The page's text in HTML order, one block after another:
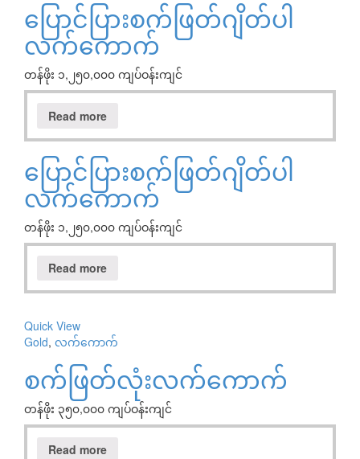
ပြောင်ပြားစက်ဖြတ်ဂျိတ်ပါ
လက်ကောက်
တန်ဖိုး ၁,၂၅၀,၀၀၀ ကျပ်ဝန်းကျင်
Read more
ပြောင်ပြားစက်ဖြတ်ဂျိတ်ပါ
လက်ကောက်
တန်ဖိုး ၁,၂၅၀,၀၀၀ ကျပ်ဝန်းကျင်
Read more
Quick View
Gold, လက်ကောက်
စက်ဖြတ်လုံးလက်ကောက်
တန်ဖိုး ၃၅၀,၀၀၀ ကျပ်ဝန်းကျင်
Read more